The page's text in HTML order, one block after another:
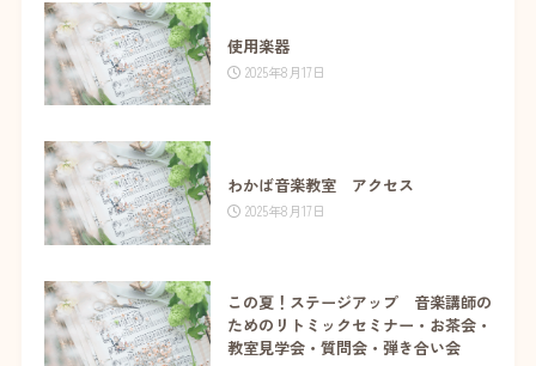
使用楽器
2025年8月17日
わかば音楽教室 アクセス
2025年8月17日
この夏！ステージアップ 音楽講師の
ためのリトミックセミナー・お茶会・
教室見学会・質問会・弾き合い会